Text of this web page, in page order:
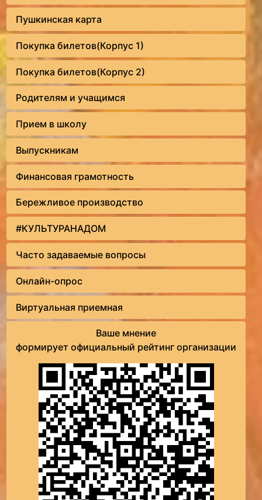
Пушкинская карта
Покупка билетов(Корпус 1)
Покупка билетов(Корпус 2)
Родителям и учащимся
Прием в школу
Выпускникам
Финансовая грамотность
Бережливое производство
#КУЛЬТУРАНАДОМ
Часто задаваемые вопросы
Онлайн-опрос
Виртуальная приемная
Ваше мнение
формирует официальный рейтинг организации